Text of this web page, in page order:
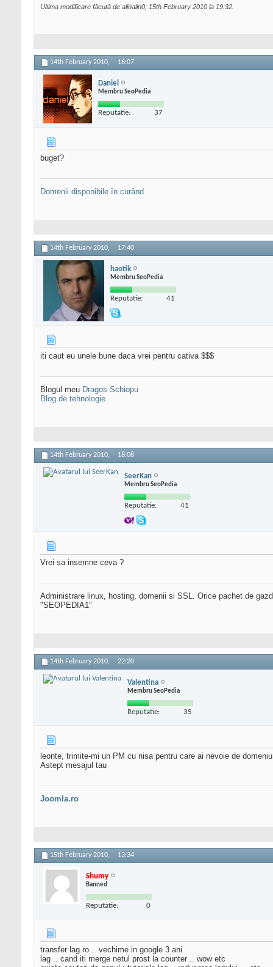
Ultima modificare făcută de alinalin0; 15th February 2010 la 19:32
14th February 2010, 16:07
Daniel
Membru SeoPedia
Reputatie: 37
buget?
Domenii disponibile în curând
14th February 2010, 17:40
haotik
Membru SeoPedia
Reputatie: 41
iti caut eu unele bune daca vrei pentru cativa $$$
Blogul meu Dragos Schiopu
Blog de tehnologie
14th February 2010, 18:08
SeerKan
Membru SeoPedia
Reputatie: 41
Vrei sa insemne ceva ?
Administrare linux, hosting, domenii si SSL. Orice pachet de
"SEOPEDIA1"
14th February 2010, 22:20
Valentina
Membru SeoPedia
Reputatie: 35
leonte, trimite-mi un PM cu nisa pentru care ai nevoie de
Astept mesajul tau
Joomla.ro
15th February 2010, 13:34
Shumy
Banned
Reputatie: 0
transfer lag.ro .. vechime in google 3 ani
lag .. cand iti merge netul prost la counter .. wow etc